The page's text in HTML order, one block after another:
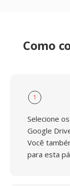
Como
1
Selecione
Google
Você
para esta